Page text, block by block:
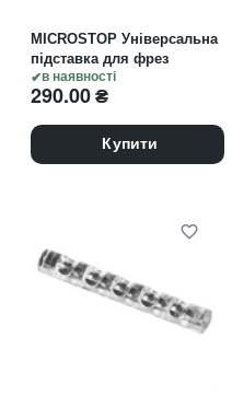
в наявності
MICROSTOP Універсальна
підставка для фрез
290.00₴
Купити